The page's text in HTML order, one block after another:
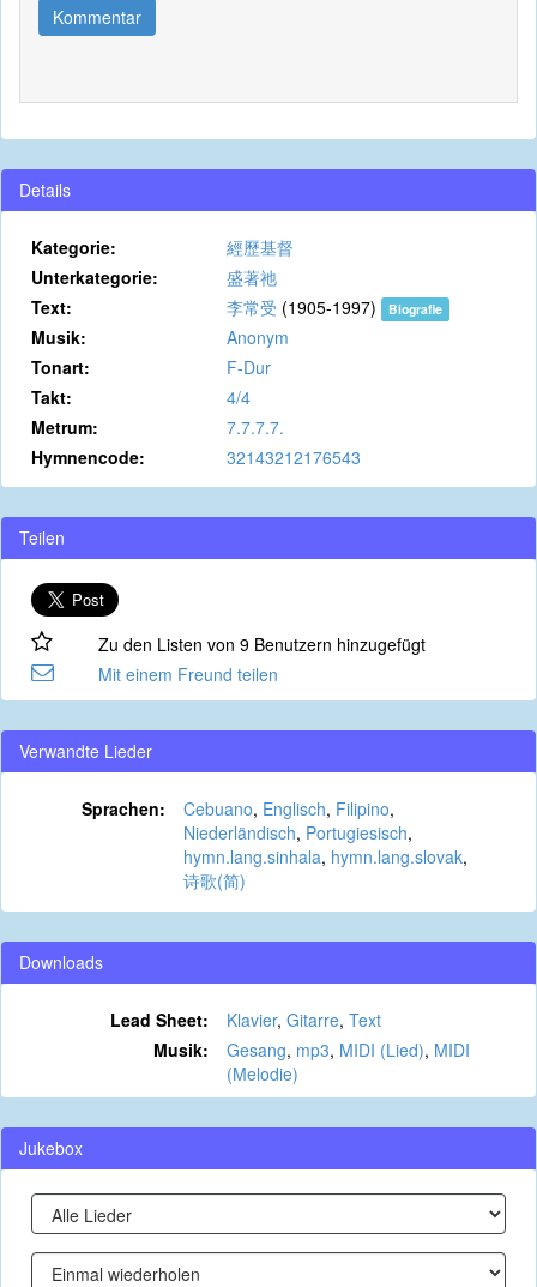
Kommentar
Details
Kategorie:
經歷基督
Unterkategorie:
盛著祂
Text:
李常受 (1905-1997) Biografie
Musik:
Anonym
Tonart:
F-Dur
Takt:
4/4
Metrum:
7.7.7.7.
Hymnencode:
32143212176543
Teilen
Zu den Listen von 9 Benutzern hinzugefügt
Mit einem Freund teilen
Verwandte Lieder
Sprachen: Cebuano, Englisch, Filipino,
Niederländisch, Portugiesisch,
hymn.lang.sinhala, hymn.lang.slovak,
诗歌(简)
Downloads
Lead Sheet: Klavier, Gitarre, Text
Musik:
Gesang, mp3, MIDI (Lied), MIDI
(Melodie)
Jukebox